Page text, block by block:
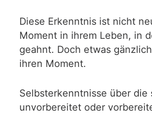
Diese Erkenntnis ist nicht
Moment in ihrem Leben, in
geahnt. Doch etwas
ihren Moment.
Selbsterkenntnisse über
unvorbereitet oder